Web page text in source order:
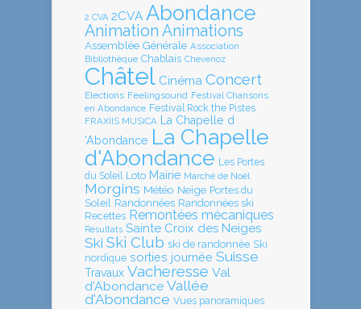
2 CVA 2CVA Abondance
Animation Animations
Assemblée Générale Association
Bibliothèque Chablais Chevenoz
Châtel Cinéma Concert
Elections Feelingsound Festival Chansons
en Abondance Festival Rock the Pistes
FRAXIIS MUSICA La Chapelle d
'Abondance La Chapelle
d'Abondance Les Portes
du Soleil Loto Mairie Marché de Noël
Morgins Météo Neige Portes du
Soleil Randonnées Randonnées ski
Recettes Remontées mécaniques
Résultats Sainte Croix des Neiges
Ski Ski Club ski de randonnée Ski
nordique sorties journée Suisse
Travaux Vacheresse Val
d'Abondance Vallée
d'Abondance Vues panoramiques